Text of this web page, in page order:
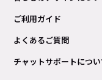
ご利用ガイド
よくあるご質問
チャットサポートにつ